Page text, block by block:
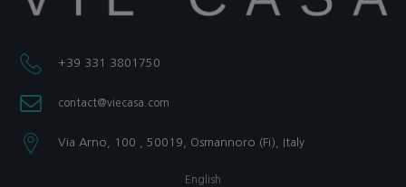
+39 331 3801750​
contact@viecasa.com
Via Arno, 100 , 50019, Osmannoro (Fi), Italy​
English